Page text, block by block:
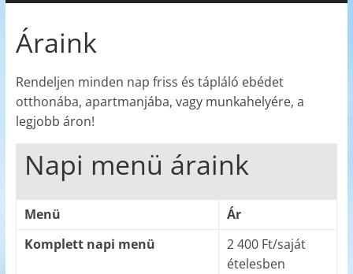
Apartmanok
Áraink
Rendeljen minden nap friss és tápláló ebédet
otthonába, apartmanjába, vagy munkahelyére, a
legjobb áron!
Napi menü áraink
Menü
Ár
Komplett napi menü
2 400 Ft/saját
ételesben